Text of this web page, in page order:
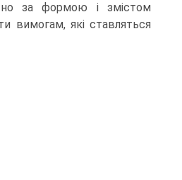
за формою і змістом
вимогам, які ставляться